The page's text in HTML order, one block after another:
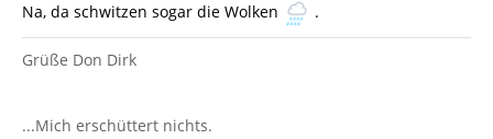
Na, da schwitzen sogar die Wolken .
Grüße Don Dirk
...Mich erschüttert nichts.